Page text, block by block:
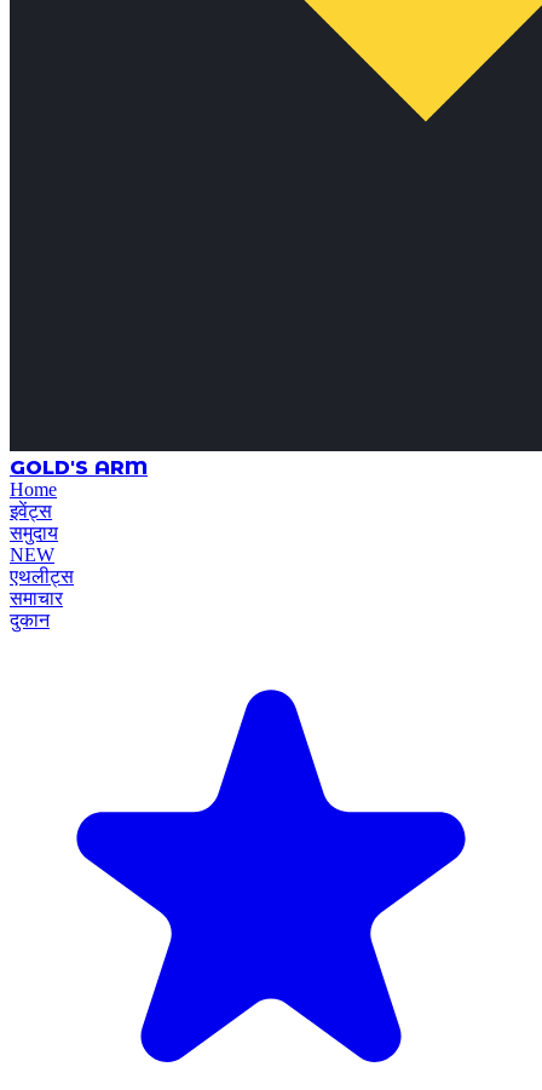
GOLD'S ARM
Home
इवेंट्स
समुदाय
NEW
एथलीट्स
समाचार
दुकान